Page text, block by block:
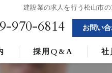
建設業の求人を行う松山市
970-6814 お問い
採用Q&A 社